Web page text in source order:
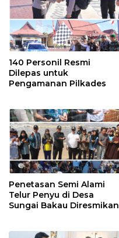
140 Personil Resmi
Dilepas untuk
Pengamanan Pilkades
Penetasan Semi Alami
Telur Penyu di Desa
Sungai Bakau Diresmikan